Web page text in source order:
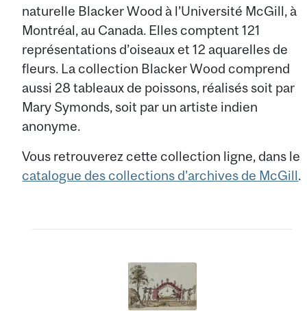
naturelle Blacker Wood à l’Université McGill, à
Montréal, au Canada. Elles comptent 121
représentations d’oiseaux et 12 aquarelles de
fleurs. La collection Blacker Wood comprend
aussi 28 tableaux de poissons, réalisés soit par
Mary Symonds, soit par un artiste indien
anonyme.
Vous retrouverez cette collection ligne, dans le
catalogue des collections d'archives de McGill.